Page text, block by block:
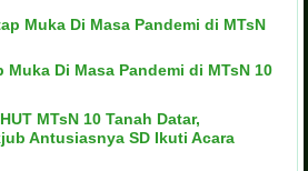
Muka Di Masa Pandemi di MTsN 10